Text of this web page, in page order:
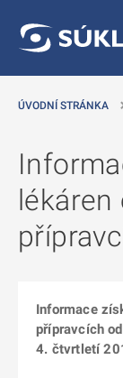
ÚVODNÍ STRÁNKA
lékáren
Informace
přípravcích
4. čtvrtletí